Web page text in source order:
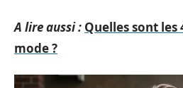
A lire aussi : Quelles sont les
mode ?